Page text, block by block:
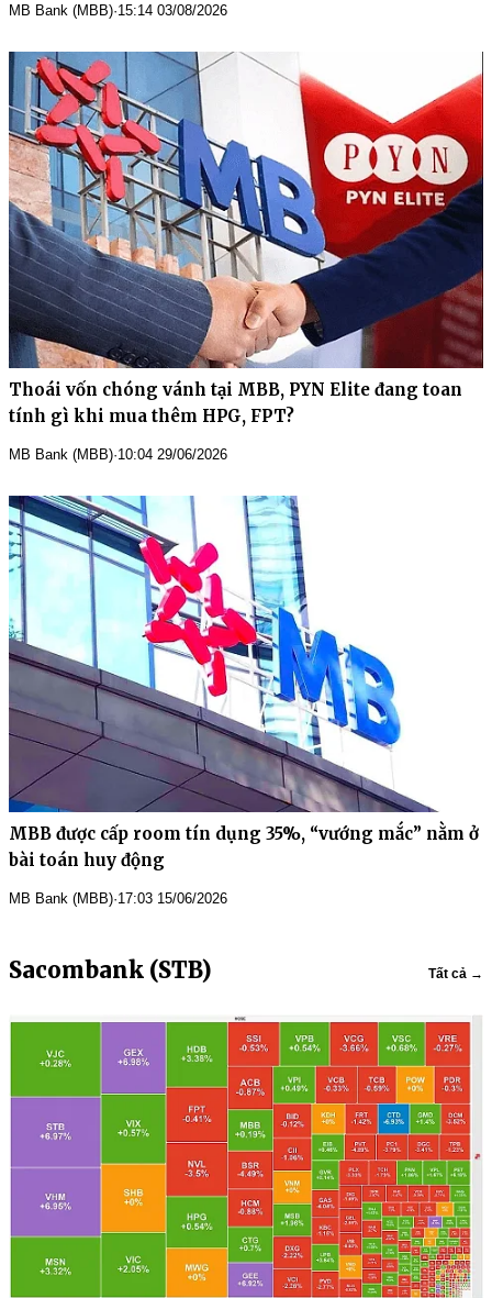
MB Bank (MBB)·15:14 03/08/2026
Thoái vốn chóng vánh tại MBB, PYN Elite đang toan
tính gì khi mua thêm HPG, FPT?
MB Bank (MBB)·10:04 29/06/2026
MBB được cấp room tín dụng 35%, “vướng mắc” nằm ở
bài toán huy động
MB Bank (MBB)·17:03 15/06/2026
Sacombank (STB) Tất cả →